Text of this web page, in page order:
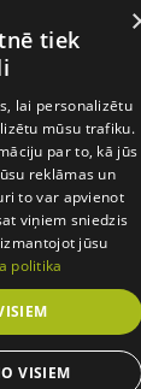
tiek
lai personalizētu
mūsu trafiku.
par to, kā jūs
reklāmas un
to var apvienot
viņiem sniedzis
jūsu
politika
VISIEM